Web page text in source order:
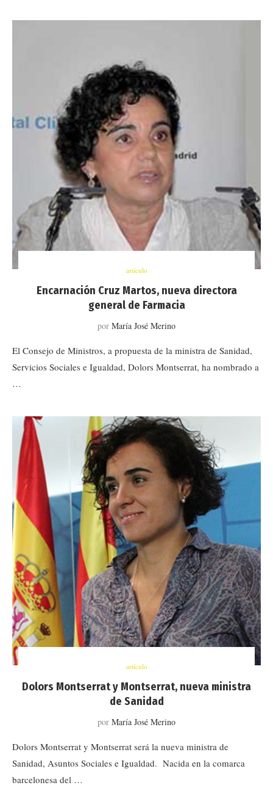
artículo
Encarnación Cruz Martos, nueva directora
general de Farmacia
por María José Merino
El Consejo de Ministros, a propuesta de la ministra de Sanidad,
Servicios Sociales e Igualdad, Dolors Montserrat, ha nombrado a
…
artículo
Dolors Montserrat y Montserrat, nueva ministra
de Sanidad
por María José Merino
Dolors Montserrat y Montserrat será la nueva ministra de
Sanidad, Asuntos Sociales e Igualdad. Nacida en la comarca
barcelonesa del …